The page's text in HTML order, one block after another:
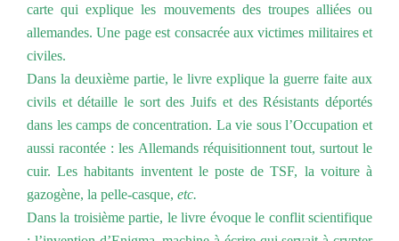
carte qui explique les mouvements des troupes alliées ou
allemandes. Une page est consacrée aux victimes militaires et
civiles.
Dans la deuxième partie, le livre explique la guerre faite aux
civils et détaille le sort des Juifs et des Résistants déportés
dans les camps de concentration. La vie sous l’Occupation et
aussi racontée : les Allemands réquisitionnent tout, surtout le
cuir. Les habitants inventent le poste de TSF, la voiture à
gazogène, la pelle-casque, etc.
Dans la troisième partie, le livre évoque le conflit scientifique